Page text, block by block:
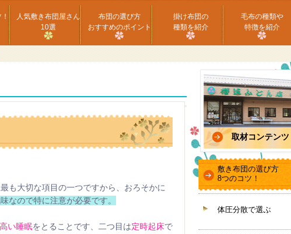
人気敷き布団屋さん
10選
布団の選び方
おすすめのポイント
掛け布団の
種類を紹介
毛布の種類や
特徴を紹介
も大切な項目の一つですから、おろそかに
なので特に注意が必要です。
い睡眠をとることです、二つ目は定時起床で
取材コンテンツ
敷き布団の選び方
8つのコツ！
体圧分散で選ぶ